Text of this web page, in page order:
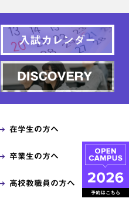
在学生の方へ
卒業生の方へ
高校教職員の方へ